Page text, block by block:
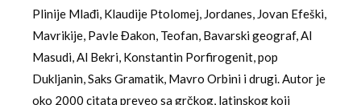
Plinije Mlađi, Klaudije Ptolomej, Jordanes, Jovan Efeški,
Mavrikije, Pavle Đakon, Teofan, Bavarski geograf, Al
Masudi, Al Bekri, Konstantin Porfirogenit, pop
Dukljanin, Saks Gramatik, Mavro Orbini i drugi. Autor je
oko 2000 citata preveo sa grčkog, latinskog koji